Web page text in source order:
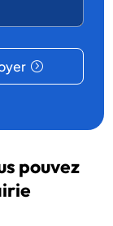
pouvez